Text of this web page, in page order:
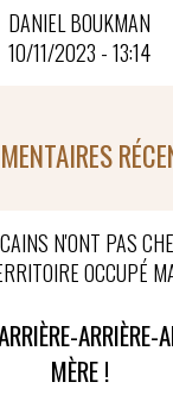
DANIEL BOUKMAN
10/11/2023 - 13:14
N'ONT PAS
OCCUPÉ
ARRIÈRE-
MÈRE !